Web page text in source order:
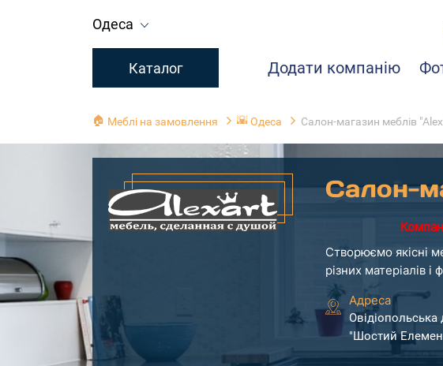
Одеса
Каталог Додати компанію
🏠 Меблі на замовлення 🌇 Одеса Салон-магазин меблів
Салон-
Створюємо якісні
різних матеріалів і
Адреса
Овідіопольська
"Шостий